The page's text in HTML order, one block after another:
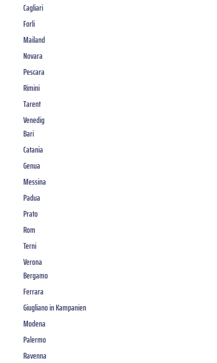
Cagliari
Forli
Mailand
Novara
Pescara
Rimini
Tarent
Venedig
Bari
Catania
Genua
Messina
Padua
Prato
Rom
Terni
Verona
Bergamo
Ferrara
Giugliano in Kampanien
Modena
Palermo
Ravenna